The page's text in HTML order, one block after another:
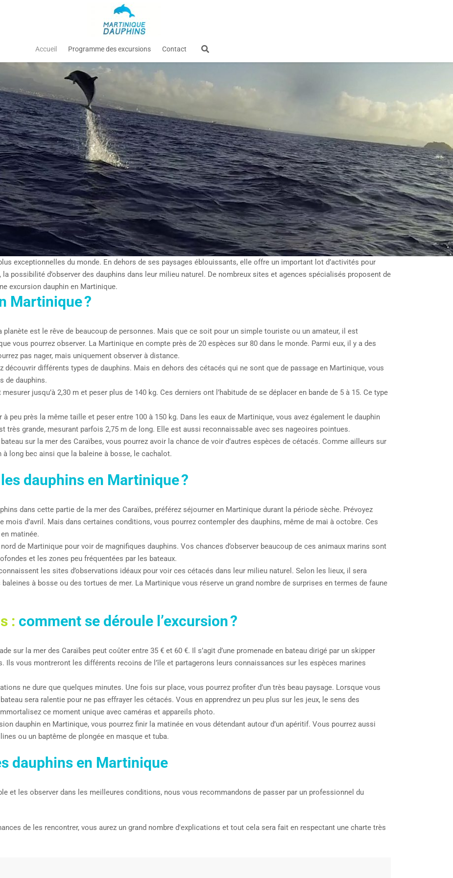
Accueil Programme des excursions Contact
exceptionnelles du monde. En dehors de ses paysages éblouissants, elle offre un important lot d’activités pour
la possibilité d’observer des dauphins dans leur milieu naturel. De nombreux sites et agences spécialisés proposent de
excursion dauphin en Martinique.
Martinique ?
planète est le rêve de beaucoup de personnes. Mais que ce soit pour un simple touriste ou un amateur, il est
vous pourrez observer. La Martinique en compte près de 20 espèces sur 80 dans le monde. Parmi eux, il y a des
pas nager, mais uniquement observer à distance.
découvrir différents types de dauphins. Mais en dehors des cétacés qui ne sont que de passage en Martinique, vous
de dauphins.
jusqu’à 2,30 m et peser plus de 140 kg. Ces derniers ont l’habitude de se déplacer en bande de 5 à 15. Ce type
peu près la même taille et peser entre 100 à 150 kg. Dans les eaux de Martinique, vous avez également le dauphin
très grande, mesurant parfois 2,75 m de long. Elle est aussi reconnaissable avec ses nageoires pointues.
sur la mer des Caraïbes, vous pourrez avoir la chance de voir d’autres espèces de cétacés. Comme ailleurs sur
à long bec ainsi que la baleine à bosse, le cachalot.
les dauphins en Martinique ?
dans cette partie de la mer des Caraïbes, préférez séjourner en Martinique durant la période sèche. Prévoyez
mois d’avril. Mais dans certaines conditions, vous pourrez contempler des dauphins, même de mai à octobre. Ces
matinée.
de Martinique pour voir de magnifiques dauphins. Vos chances d’observer beaucoup de ces animaux marins sont
et les zones peu fréquentées par les bateaux.
les sites d’observations idéaux pour voir ces cétacés dans leur milieu naturel. Selon les lieux, il sera
baleines à bosse ou des tortues de mer. La Martinique vous réserve un grand nombre de surprises en termes de faune
: comment se déroule l’excursion ?
sur la mer des Caraïbes peut coûter entre 35 € et 60 €. Il s’agit d’une promenade en bateau dirigé par un skipper
Ils vous montreront les différents recoins de l’île et partagerons leurs connaissances sur les espèces marines
ne dure que quelques minutes. Une fois sur place, vous pourrez profiter d’un très beau paysage. Lorsque vous
sera ralentie pour ne pas effrayer les cétacés. Vous en apprendrez un peu plus sur les jeux, le sens des
ce moment unique avec caméras et appareils photo.
dauphin en Martinique, vous pourrez finir la matinée en vous détendant autour d’un apéritif. Vous pourrez aussi
ou un baptême de plongée en masque et tuba.
dauphins en Martinique
et les observer dans les meilleures conditions, nous vous recommandons de passer par un professionnel du
de les rencontrer, vous aurez un grand nombre d'explications et tout cela sera fait en respectant une charte très